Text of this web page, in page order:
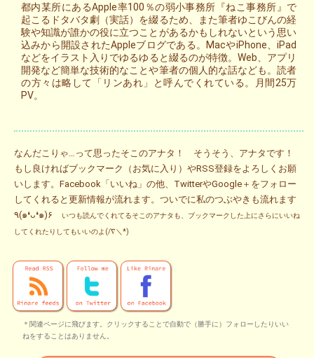
都内某所にあるApple率100％の弱小事務所『ねこ事務所』で
起こるドタバタ劇（実話）を綴るため、また筆者ゆこびんの経
験や知識が誰かの役に立つことがあるかもしれないという思い
込みから開設されたAppleブログである。MacやiPhone、iPad
などをイラスト入りでゆるゆると綴るのが特徴。Web、アプリ
開発など簡単な技術的なことや筆者の個人的な話なども。読者
の方々は略して「リンあれ」と呼んでくれている。月間25万
PV。
なんだこりゃ…って思ったそこのアナタ！ そうそう、アナタです！
もし良ければブックマーク（お気に入り）やRSS登録をよろしくお願
いします。Facebook「いいね」の他、TwitterやGoogle＋をフォロー
してくれると更新情報が流れます。ついでに私のつぶやきも流れます
٩(๑❛ᴗ❛๑)۶
いつも読んでくれてるそこのアナタも、ブックマークした上にさらにいいね
してくれたりしてもいいのよ(/∇＼*)
＊関連ページに飛びます。クリックすることで自動で（勝手に）フォローしたりいい
ねをすることはありません。